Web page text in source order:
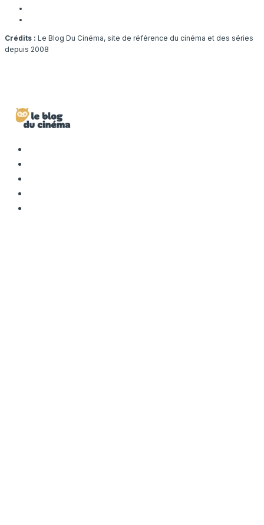
Crédits : Le Blog Du Cinéma, site de référence du cinéma et des séries
depuis 2008